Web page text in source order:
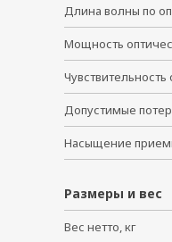
Длина волны по
Мощность
Допустимые
Насыщение
Размеры и вес
Вес нетто, кг